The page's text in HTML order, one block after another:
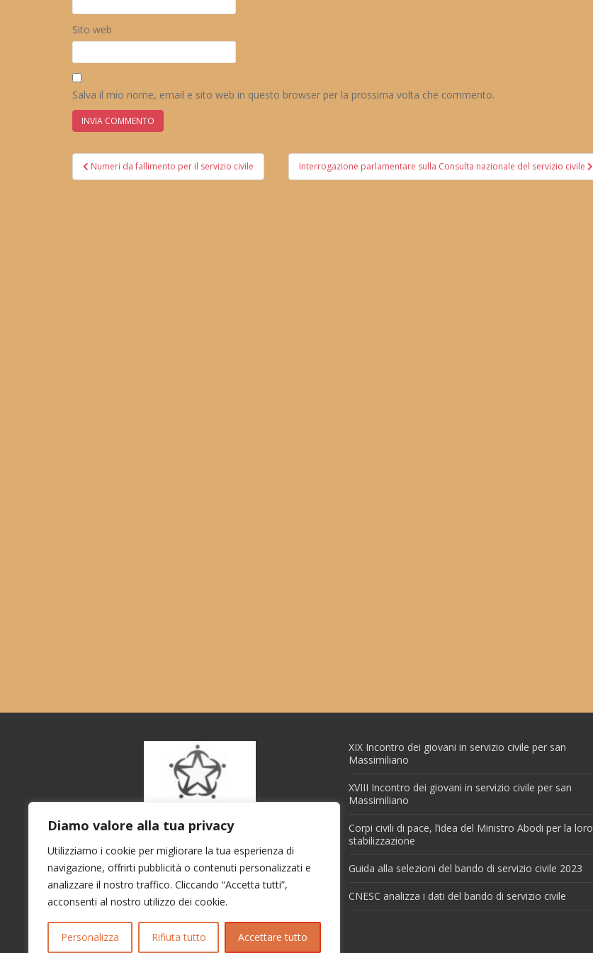
Diamo valore alla tua privacy
Utilizziamo i cookie per migliorare la tua esperienza di
navigazione, offrirti pubblicità o contenuti personalizzati e
analizzare il nostro traffico. Cliccando “Accetta tutti”,
acconsenti al nostro utilizzo dei cookie.
Personalizza Rifiuta tutto Accettare tutto
Sito web
Salva il mio nome, email e sito web in questo browser per la prossima volta che commento.
Navigazione
articoli
Numeri da fallimento per il servizio civile Interrogazione parlamentare sulla Consulta nazionale del servizio civile
XIX Incontro dei giovani in servizio civile per san
Massimiliano
XVIII Incontro dei giovani in servizio civile per san
Massimiliano
Corpi civili di pace, l’idea del Ministro Abodi per la loro
stabilizzazione
Guida alla selezioni del bando di servizio civile 2023
CNESC analizza i dati del bando di servizio civile